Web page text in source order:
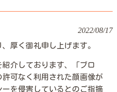
2022/08/17
厚く御礼申し上げます。
介しております、「ブロ
可なく利用された顔画像が
を侵害しているとのご指摘